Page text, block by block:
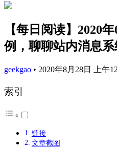
【每日阅读】2020
例，聊聊站内消息
geekgao • 2020年8月28日 上午
索引
链接
文章截图